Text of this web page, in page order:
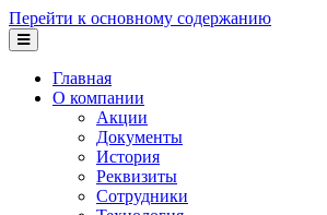
Перейти к основному содержанию
Главная
О компании
Акции
Документы
История
Реквизиты
Сотрудники